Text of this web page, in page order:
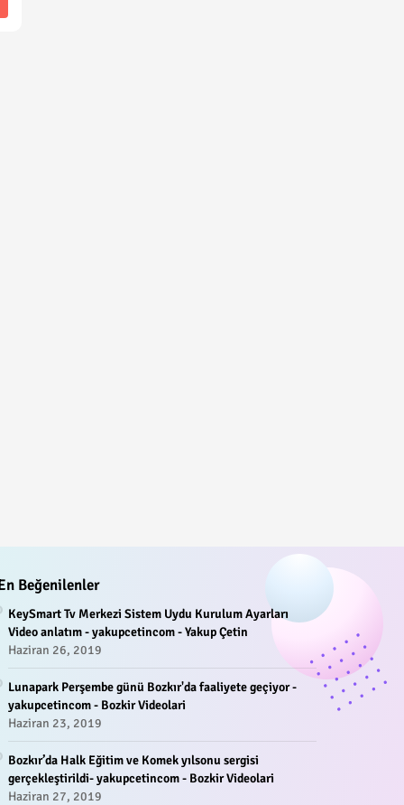
Beğenilenler
KeySmart Tv Merkezi Sistem Uydu Kurulum Ayarları
Video anlatım - yakupcetincom - Yakup Çetin
Haziran 26, 2019
Lunapark Perşembe günü Bozkır'da faaliyete geçiyor -
yakupcetincom - Bozkir Videolari
Haziran 23, 2019
Bozkır’da Halk Eğitim ve Komek yılsonu sergisi
gerçekleştirildi- yakupcetincom - Bozkir Videolari
Haziran 27, 2019